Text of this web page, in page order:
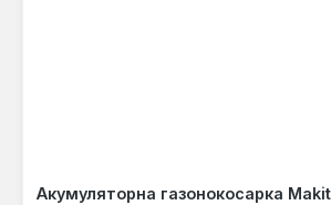
Акумуляторна газонокосарка